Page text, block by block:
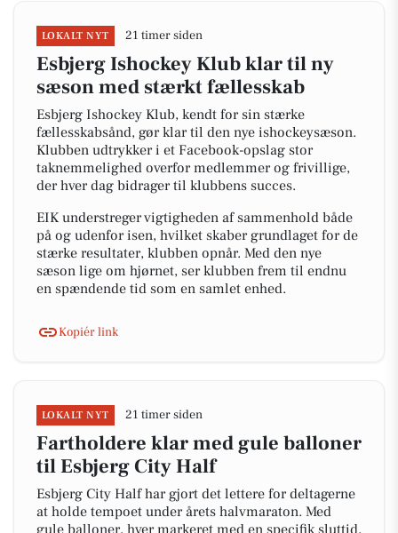
LOKALT NYT 21 timer siden
Esbjerg Ishockey Klub klar til ny
sæson med stærkt fællesskab
Esbjerg Ishockey Klub, kendt for sin stærke
fællesskabsånd, gør klar til den nye ishockeysæson.
Klubben udtrykker i et Facebook-opslag stor
taknemmelighed overfor medlemmer og frivillige,
der hver dag bidrager til klubbens succes.
EIK understreger vigtigheden af sammenhold både
på og udenfor isen, hvilket skaber grundlaget for de
stærke resultater, klubben opnår. Med den nye
sæson lige om hjørnet, ser klubben frem til endnu
en spændende tid som en samlet enhed.
Kopiér link
LOKALT NYT 21 timer siden
Fartholdere klar med gule balloner
til Esbjerg City Half
Esbjerg City Half har gjort det lettere for deltagerne
at holde tempoet under årets halvmaraton. Med
gule balloner, hver markeret med en specifik sluttid,